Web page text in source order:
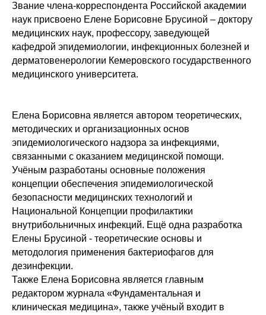
Звание члена-корреспондента Российской академии
наук присвоено Елене Борисовне Брусиной – доктору
медицинских наук, профессору, заведующей
кафедрой эпидемиологии, инфекционных болезней и
дерматовенерологии Кемеровского государственного
медицинского университета.
Елена Борисовна является автором теоретических,
методических и организационных основ
эпидемиологического надзора за инфекциями,
связанными с оказанием медицинской помощи.
Учёным разработаны основные положения
концепции обеспечения эпидемиологической
безопасности медицинских технологий и
Национальной Концепции профилактики
внутрибольничных инфекций. Ещё одна разработка
Елены Брусиной - теоретические основы и
методология применения бактериофагов для
дезинфекции.
Также Елена Борисовна является главным
редактором журнала «Фундаментальная и
клиническая медицина», также учёный входит в